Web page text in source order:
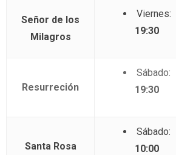
Señor de los
Milagros
Viernes:
19:30
Resurreción
Sábado:
19:30
Santa Rosa
Sábado:
10:00